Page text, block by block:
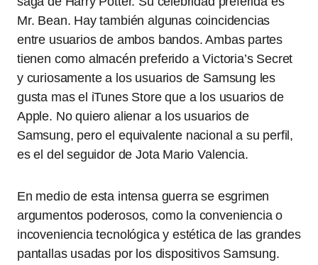
Mr. Bean. Hay también algunas coincidencias
entre usuarios de ambos bandos. Ambas partes
tienen como almacén preferido a Victoria’s Secret
y curiosamente a los usuarios de Samsung les
gusta mas el iTunes Store que a los usuarios de
Apple. No quiero alienar a los usuarios de
Samsung, pero el equivalente nacional a su perfil,
es el del seguidor de Jota Mario Valencia.
En medio de esta intensa guerra se esgrimen
argumentos poderosos, como la conveniencia o
incoveniencia tecnológica y estética de las grandes
pantallas usadas por los dispositivos Samsung.